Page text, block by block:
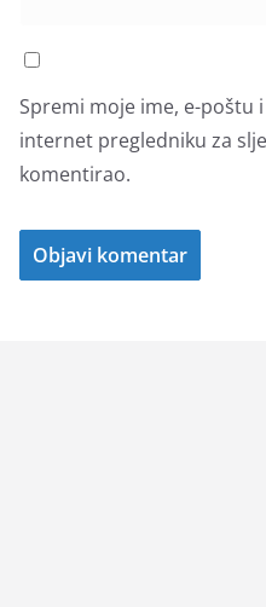
Spremi moje ime, e-poštu
internet pregledniku za
komentirao.